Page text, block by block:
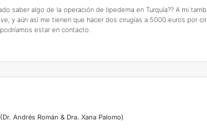
saber algo de la operación de lipedema en Turquía?? A mi
y aún así me tienen que hacer dos cirugías a 5000 euros por
estar en contacto..
Andrés Román & Dra. Xana Palomo)